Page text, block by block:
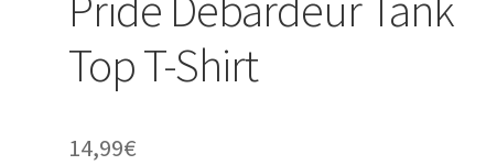
Top T-Shirt
14,99€